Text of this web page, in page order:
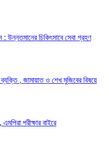
: উন্নতমানের চিকিৎসাবে সেবা গ্রহণ
, জামায়াত ও শেখ মুজিবের বিষয়ে
পরীক্ষার বাইরে